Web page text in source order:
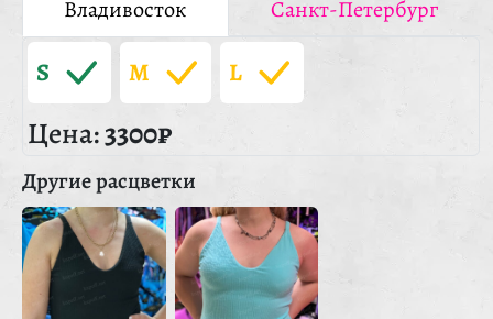
Владивосток
Санкт-Петербург
S M L
Цена:3300₽
Другие расцветки